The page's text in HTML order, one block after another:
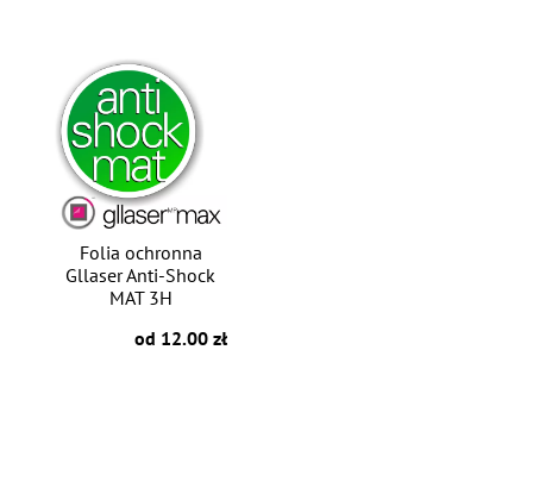
Folia ochronna
Gllaser Anti-Shock
MAT 3H
od 12.00 zł